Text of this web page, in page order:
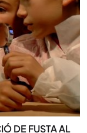
DE FUSTA AL